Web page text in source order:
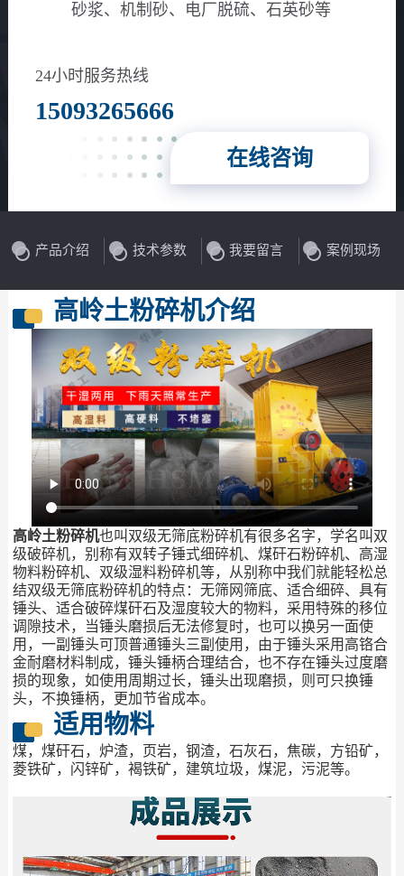
砂浆、机制砂、电厂脱硫、石英砂等
24小时服务热线
15093265666
在线咨询
产品介绍 技术参数 我要留言 案例现场
高岭土粉碎机介绍
高岭土粉碎机也叫双级无筛底粉碎机有很多名字，学名叫双
级破碎机，别称有双转子锤式细碎机、煤矸石粉碎机、高湿
物料粉碎机、双级湿料粉碎机等，从别称中我们就能轻松总
结双级无筛底粉碎机的特点：无筛网筛底、适合细碎、具有
锤头、适合破碎煤矸石及湿度较大的物料，采用特殊的移位
调隙技术，当锤头磨损后无法修复时，也可以换另一面使
用，一副锤头可顶普通锤头三副使用，由于锤头采用高铬合
金耐磨材料制成，锤头锤柄合理结合，也不存在锤头过度磨
损的现象，如使用周期过长，锤头出现磨损，则可只换锤
头，不换锤柄，更加节省成本。
适用物料
煤，煤矸石，炉渣，页岩，钢渣，石灰石，焦碳，方铅矿，
菱铁矿，闪锌矿，褐铁矿，建筑垃圾，煤泥，污泥等。